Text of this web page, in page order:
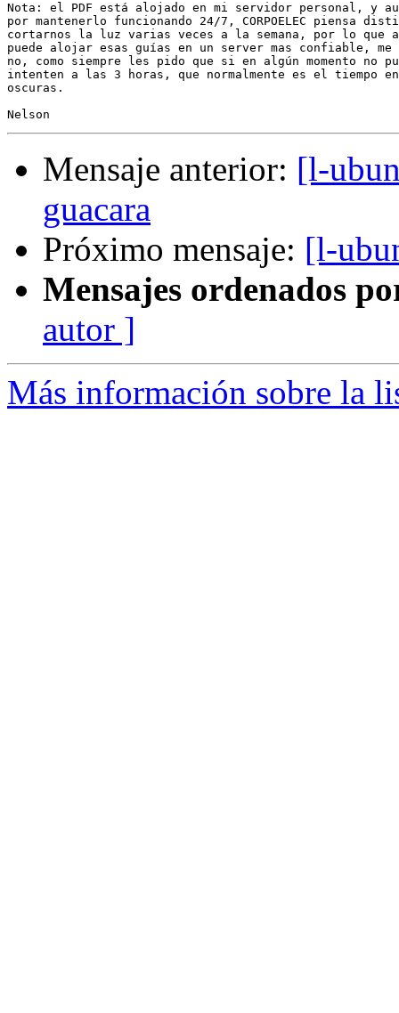
Nota: el PDF está alojado en mi servidor personal, y
por mantenerlo funcionando 24/7, CORPOELEC piensa
cortarnos la luz varias veces a la semana, por lo que
puede alojar esas guías en un server mas confiable,
no, como siempre les pido que si en algún momento no
intenten a las 3 horas, que normalmente es el tiempo en
oscuras.
Mensaje anterior: [l-
guacara
Próximo mensaje: [l-
Mensajes ordenados
autor ]
Más información sobre la